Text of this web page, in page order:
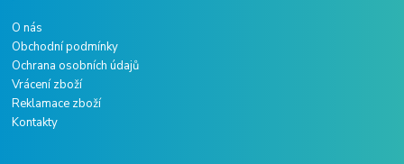
O nás
Obchodní podmínky
Ochrana osobních údajů
Vrácení zboží
Reklamace zboží
Kontakty